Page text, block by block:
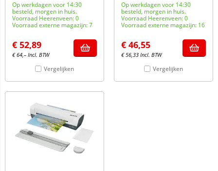
Op werkdagen voor 14:30
besteld, morgen in huis.
Voorraad Heerenveen: 0
Voorraad externe magazijn: 7
€ 52,89
€64,– Incl. BTW
Vergelijken
Op werkdagen voor 14:30
besteld, morgen in huis.
Voorraad Heerenveen: 0
Voorraad externe magazijn: 16
€ 46,55
€56,33 Incl. BTW
Vergelijken